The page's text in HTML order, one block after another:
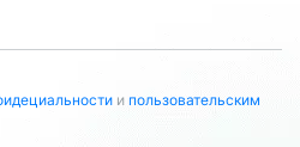
и пользовательским